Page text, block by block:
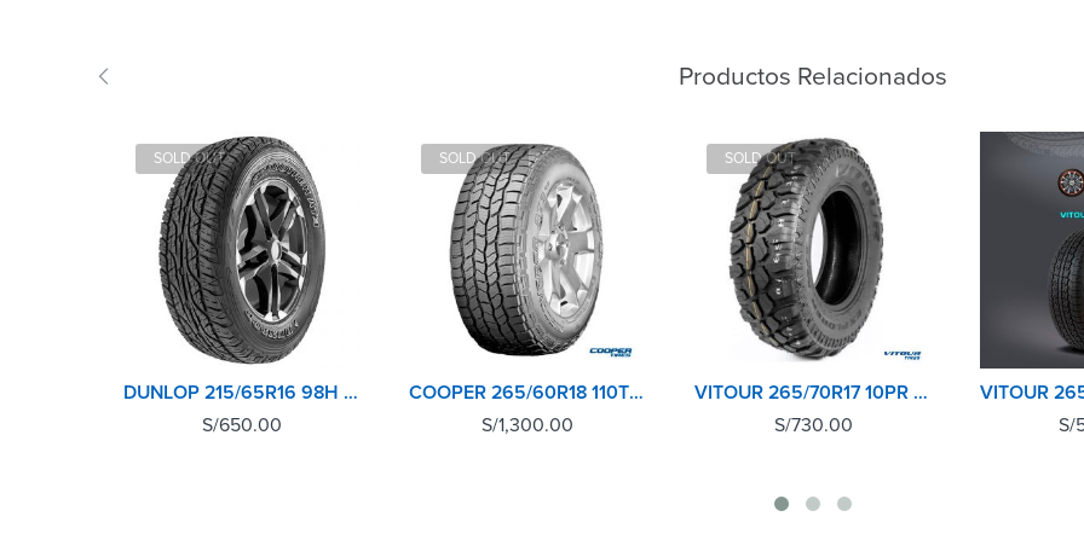
Productos Relacionados
SOLD OUT
DUNLOP 215/65R16 98H GRANDTREK AT3 TL
S/650.00
SOLD OUT
COOPER 265/60R18 110T DISCOVERER AT3 4S TIRE
S/1,300.00
SOLD OUT
VITOUR 265/70R17 10PR 121Q EXPLORER MT
S/730.00
S/